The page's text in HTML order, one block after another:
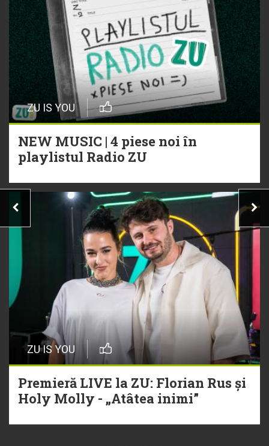
ZU IS YOU
NEW MUSIC | 4 piese noi în
playlistul Radio ZU
ZU IS YOU
Premieră LIVE la ZU: Florian Rus și
Holy Molly - „Atâtea inimi”